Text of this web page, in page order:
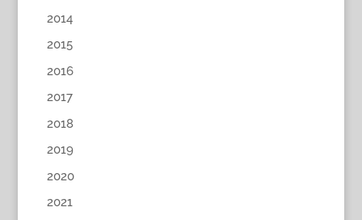
2014
2015
2016
2017
2018
2019
2020
2021